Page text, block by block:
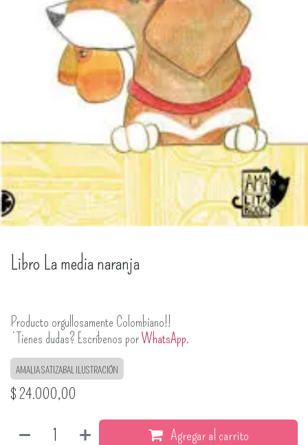
Libro La media naranja
Producto orgullosamente Colombiano!!
¿Tienes dudas? Escríbenos porWhatsApp.
AMALIA SATIZABAL ILUSTRACIÓN
$ 24.000,00
Agregar al carrito